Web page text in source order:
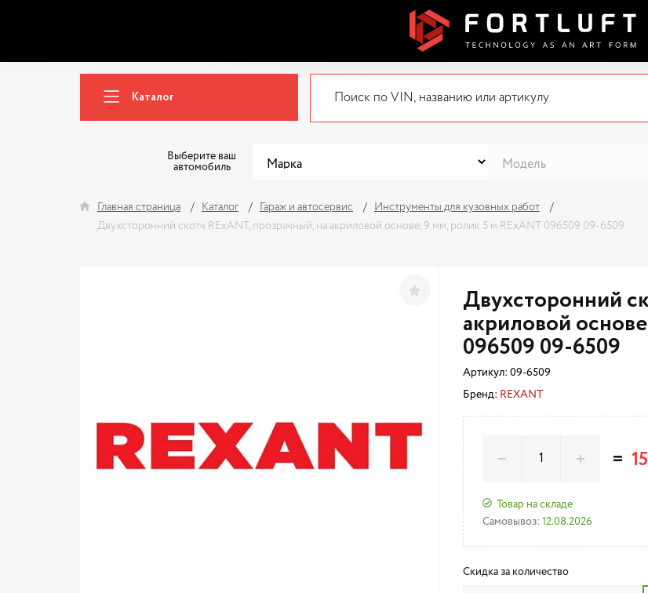
Каталог
Выберите ваш
автомобиль
Главная страница Каталог Гараж и автосервис
Инструменты для кузовных работ
Двухсторонний скотч RExANT, прозрачный, на акриловой основе, 9 мм, ролик 5 м RExANT 096509 09-6509
Двухсторонний
акриловой
096509 09-6509
Артикул: 09-6509
Бренд: REXANT
Товар на складе
Самовывоз: 12.08.2026
=
Скидка за количество